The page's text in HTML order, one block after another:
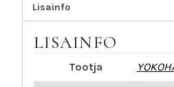
Lisainfo
LISAINFO
Tootja